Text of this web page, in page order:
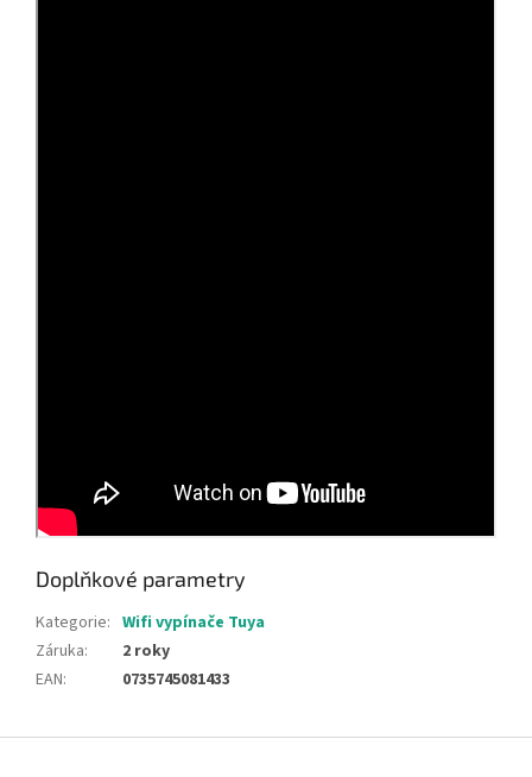
Doplňkové parametry
Kategorie: Wifi vypínače Tuya
Záruka:
2 roky
EAN: 0735745081433